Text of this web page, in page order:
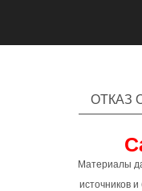
ОТКАЗ
Материалы
источников